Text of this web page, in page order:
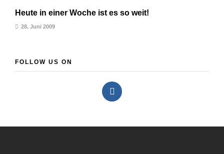
Heute in einer Woche ist es so weit!
28. Juni 2009
FOLLOW US ON